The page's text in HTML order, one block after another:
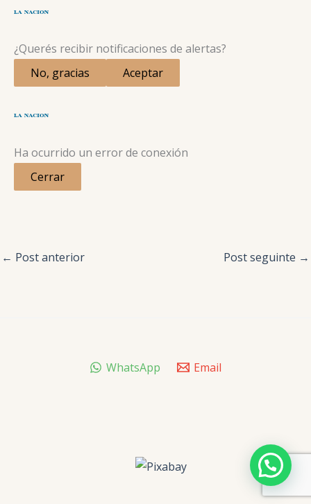
¿Querés recibir notificaciones de alertas?
No, gracias
Aceptar
Ha ocurrido un error de conexión
Cerrar
← Post anterior Post seguinte →
WhatsApp Email